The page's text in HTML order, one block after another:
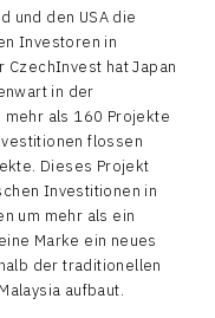
und den USA die
Investoren in
CzechInvest hat Japan
in der
mehr als 160 Projekte
flossen
Dieses Projekt
Investitionen in
um mehr als ein
Marke ein neues
der traditionellen
aufbaut.